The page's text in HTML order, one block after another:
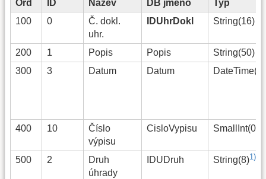
Ord ID Název DB jméno
Typ
100
0
Č. dokl.
uhr.
IDUhrDokl String(16)
200 1 Popis Popis
String(50)
300
3 Datum Datum DateTime(0)
400 10
Číslo
výpisu
CisloVypisu SmallInt(0)
500 2
Druh
úhrady
IDUDruh String(8)1)